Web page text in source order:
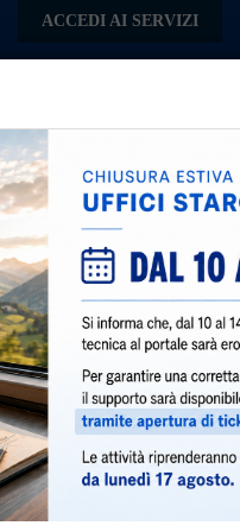
ACCEDI AI SERVIZI
Torna agli articoli
Sue per
General,Notizie |
2025 della Giunta
diritti di segreteria per